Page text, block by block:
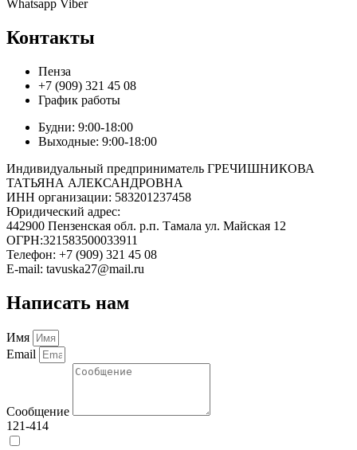
Whatsapp Viber
Контакты
Пенза
+7 (909) 321 45 08
График работы
Будни: 9:00-18:00
Выходные: 9:00-18:00
Индивидуальный предприниматель ГРЕЧИШНИКОВА
ТАТЬЯНА АЛЕКСАНДРОВНА
ИНН организации: 583201237458
Юридический адрес:
442900 Пензенская обл. р.п. Тамала ул. Майская 12
ОГРН:321583500033911
Телефон: +7 (909) 321 45 08
E-mail: tavuska27@mail.ru
Написать нам
Имя
Email
Сообщение
121-414